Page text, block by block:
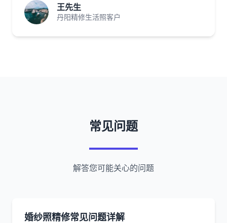
王先生
丹阳精修生活照客户
常见问题
解答您可能关心的问题
婚纱照精修常见问题详解